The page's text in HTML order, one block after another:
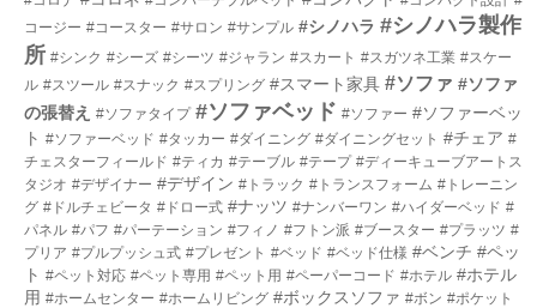
コージー #コースター #サロン #サンプル #シノハラ #シノハラ製作
所 #シンク #シーズ #シーツ #ジャラン #スカート #スガツネ工業 #スケー
ル #スツール #スナック #スプリング #スマート家具 #ソファ #ソファ
の張替え #ソファタイプ #ソファベッド #ソファー #ソファーベッ
ト #ソファーベッド #タッカー #ダイニング #ダイニングセット #チェア #
チェスターフィールド #ティカ #テーブル #テープ #ディーキューブアートス
タジオ #デザイナー #デザイン #トラック #トランスフォーム #トレーニン
グ #ドルチェビータ #ドロー式 #ナッツ #ナンバーワン #ハイダーベッド #
パネル #パフ #パーテーション #フィノ #フトン派 #ブースター #プラッツ #
プリア #プルプッシュ式 #プレゼント #ベッド #ベッド仕様 #ベンチ #ペッ
ト #ペット対応 #ペット専用 #ペット用 #ペーパーコード #ホテル #ホテル
用 #ホームセンター #ホームリビング #ボックスソファ #ボン #ポケット